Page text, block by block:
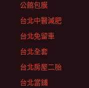
公館包膜
台北中醫減肥
台北免留車
台北全套
台北房屋二胎
台北當鋪